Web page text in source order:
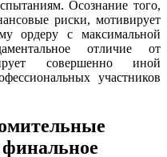
Осознание того,
риски, мотивирует
ордеру с максимальной
отличие от
совершенно иной
участников